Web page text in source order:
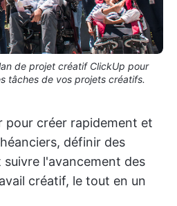
de projet créatif ClickUp pour
tâches de vos projets créatifs.
pour créer rapidement et
définir des
l'avancement des
créatif, le tout en un